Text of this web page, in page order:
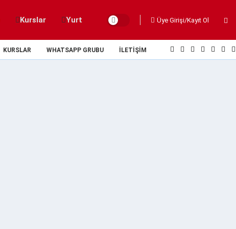
Kurslar Yurt Üye Girişi/Kayıt Ol
KURSLAR WHATSAPP GRUBU İLETIŞIM